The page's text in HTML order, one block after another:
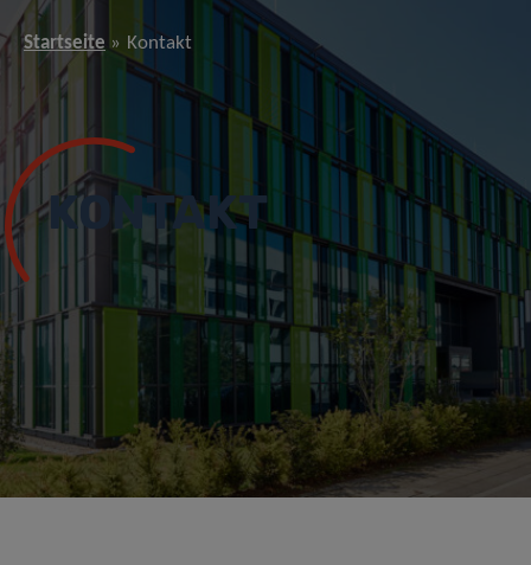
Startseite Kontakt
KONTAKT